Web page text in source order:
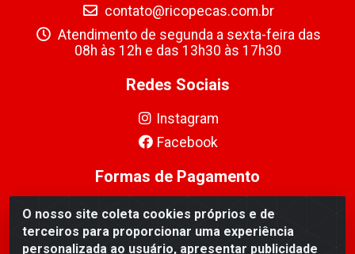
O nosso site coleta cookies próprios e de
terceiros para proporcionar uma experiência
personalizada ao usuário, apresentar publicidade
contato@ricopecas.com.br
Atendimento de segunda a sexta-feira das
08h às 12h e das 13h30 às 17h30
Redes Sociais
Instagram
Facebook
Formas de Pagamento